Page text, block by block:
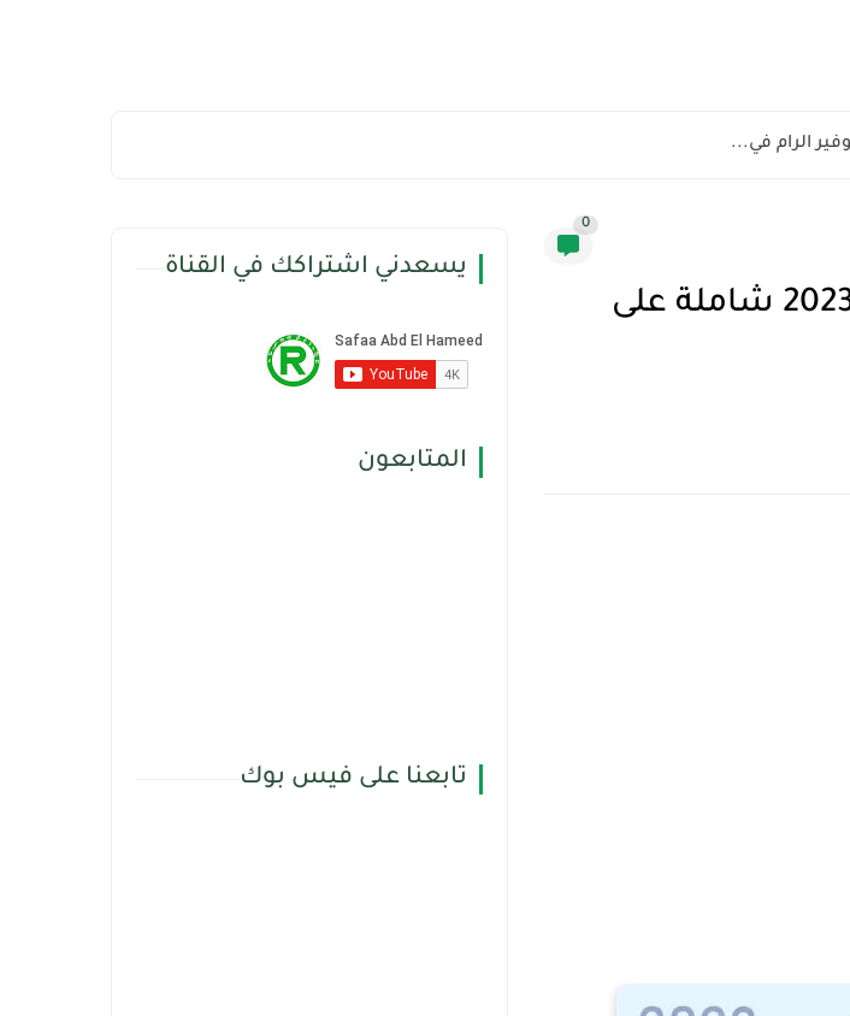
0
أسئلة مراجعة المتميز دراسات الصف الرابع 2023 شاملة على
يسعدني اشتراكك في القناة
المتابعون
تابعنا على فيس بوك